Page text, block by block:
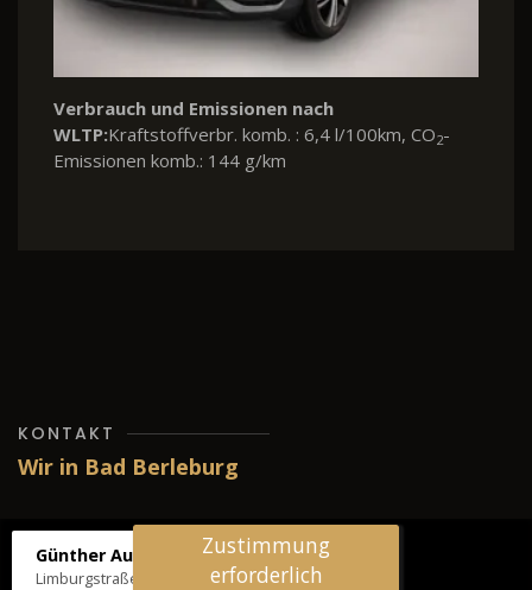
Verbrauch und Emissionen nach
WLTP:Kraftstoffverbr. komb. : 6,4 l/100km, CO2-
Emissionen komb.: 144 g/km
KONTAKT
Wir in Bad Berleburg
Günther Autos & Service
Limburgstraße 39, 57319 Bad Berleburg
Zustimmung
erforderlich